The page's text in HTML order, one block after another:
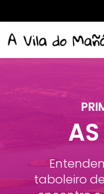
taboleiro